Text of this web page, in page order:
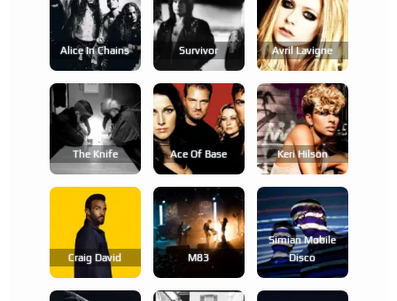
Alice In Chains Survivor Avril Lavigne
The Knife Ace Of Base Keri Hilson
Craig David M83
Simian Mobile
Disco